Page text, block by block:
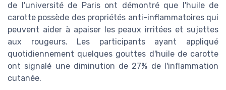
de l'université de Paris ont démontré que l'huile de
carotte possède des propriétés anti-inflammatoires qui
peuvent aider à apaiser les peaux irritées et sujettes
aux rougeurs. Les participants ayant appliqué
quotidiennement quelques gouttes d'huile de carotte
ont signalé une diminution de 27% de l'inflammation
cutanée.